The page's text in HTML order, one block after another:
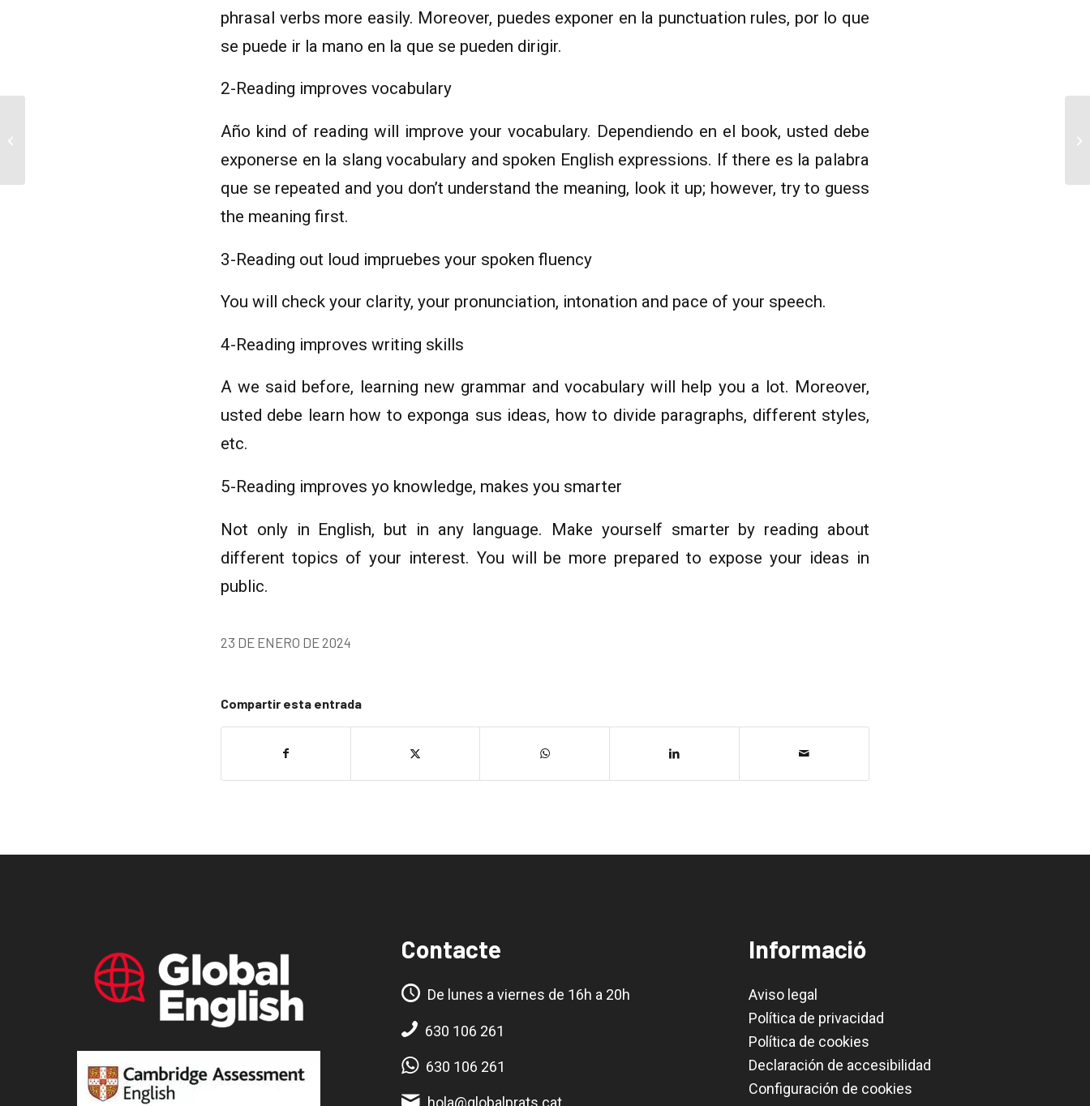
phrasal verbs more easily. Moreover, puedes exponer en la punctuation rules, por lo que
se puede ir la mano en la que se pueden dirigir.
2-Reading improves vocabulary
Año kind of reading will improve your vocabulary. Dependiendo en el book, usted debe
exponerse en la slang vocabulary and spoken English expressions. If there es la palabra
que se repeated and you don’t understand the meaning, look it up; however, try to guess
the meaning first.
3-Reading out loud impruebes your spoken fluency
You will check your clarity, your pronunciation, intonation and pace of your speech.
4-Reading improves writing skills
A we said before, learning new grammar and vocabulary will help you a lot. Moreover,
usted debe learn how to exponga sus ideas, how to divide paragraphs, different styles,
etc.
5-Reading improves yo knowledge, makes you smarter
Not only in English, but in any language. Make yourself smarter by reading about
different topics of your interest. You will be more prepared to expose your ideas in
public.
23 DE ENERO DE 2024
Compartir esta entrada
Contacte
De lunes a viernes de 16h a 20h
630 106 261
630 106 261
Informació
Aviso legal
Política de privacidad
Política de cookies
Declaración de accesibilidad
Configuración de cookies